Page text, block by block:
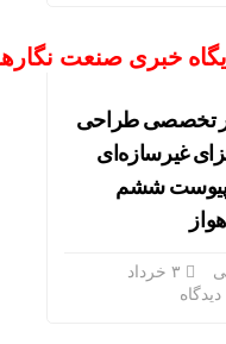
خبری صنعت
تخصصی طراحی
غیرسازه‌ای
پیوست ششم